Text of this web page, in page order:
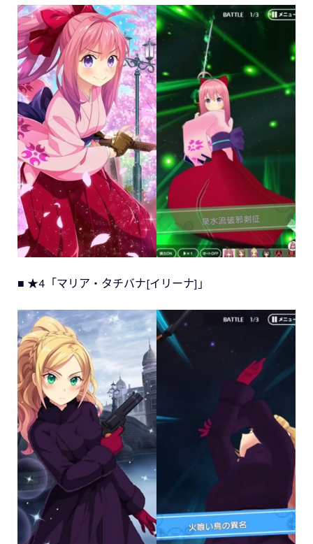
■ ★4「マリア・タチバナ[イリーナ]」